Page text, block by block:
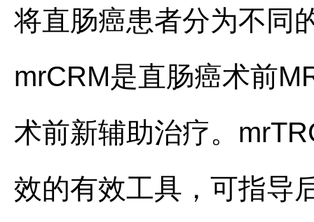
将直肠癌患者分为不同
mrCRM是直肠癌术前
术前新辅助治疗。
效的有效工具，可指导